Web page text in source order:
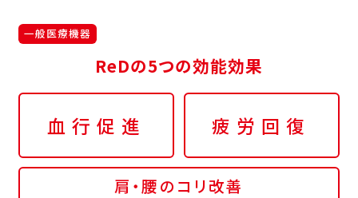
一般医療機器
ReDの5つの効能効果
血行促進 疲労回復
肩・腰のコリ改善